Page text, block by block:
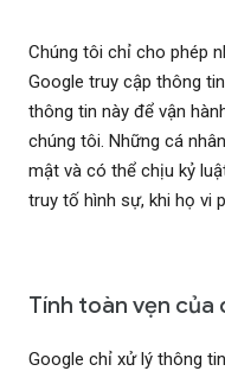
Chúng tôi chỉ cho phép
Google truy cập thông
thông tin này để vận
chúng tôi. Những cá
mật và có thể chịu kỷ
truy tố hình sự, khi họ vi
Tính toàn vẹn của
Google chỉ xử lý thông